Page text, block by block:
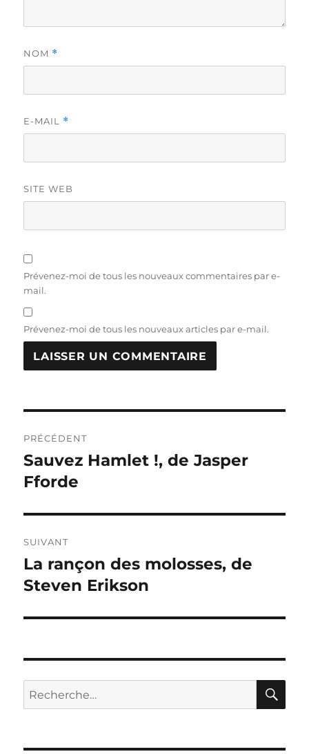
NOM *
E-MAIL *
SITE WEB
Prévenez-moi de tous les nouveaux commentaires par e-
mail.
Prévenez-moi de tous les nouveaux articles par e-mail.
de
l’article
PRÉCÉDENT
Publication
précédente :
Sauvez Hamlet !, de Jasper
Fforde
SUIVANT
Publication
suivante :
La rançon des molosses, de
Steven Erikson
Recherche
pour :